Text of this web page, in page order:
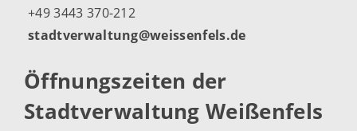
+49 3443 370-212
stadtverwaltung@weissenfels.de
Öffnungszeiten der
Stadtverwaltung Weißenfels